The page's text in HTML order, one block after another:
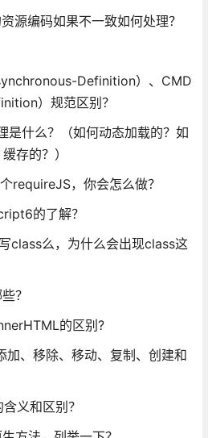
源编码如果不一致如何处理？
Definition）、CMD
）规范区别？
是什么？（如何动态加载的？如
存的？）
requireJS，你会怎么做？
的了解？
class么，为什么会出现class这
？
的区别?
、移除、移动、复制、创建和
义和区别？